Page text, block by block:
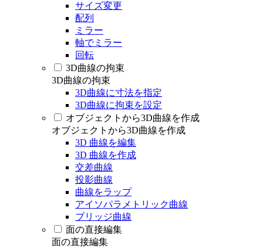
サイズ変更
配列
ミラー
軸でミラー
回転
3D曲線の拘束
3D曲線の拘束
3D曲線に寸法を指定
3D曲線に拘束を設定
オブジェクトから3D曲線を作成
オブジェクトから3D曲線を作成
3D 曲線を編集
3D 曲線を作成
交差曲線
投影曲線
曲線をラップ
アイソパラメトリック曲線
ブリッジ曲線
面の直接編集
面の直接編集